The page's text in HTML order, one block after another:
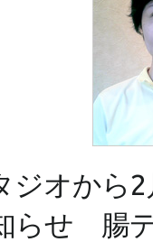
ジオから
らせ 腸